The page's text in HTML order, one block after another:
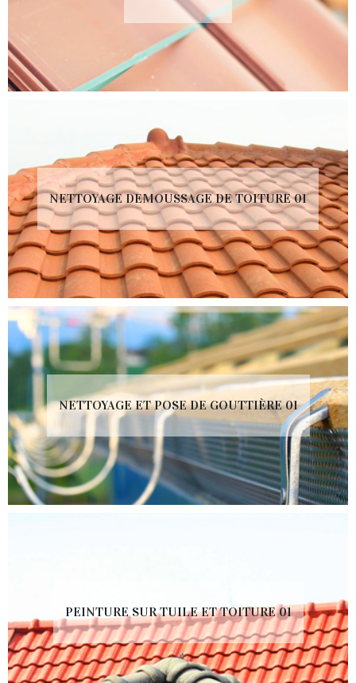
NETTOYAGE DEMOUSSAGE DE TOITURE 01
NETTOYAGE ET POSE DE GOUTTIÈRE 01
PEINTURE SUR TUILE ET TOITURE 01